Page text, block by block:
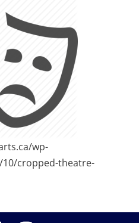
wp-
cropped-theatre-